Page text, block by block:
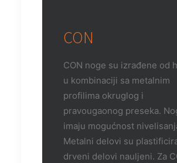
CON
CON noge su izrađene od
u kombinaciji sa metalnim
profilima okruglog i
pravougaonog preseka.
imaju mogućnost
Metalni delovi su
drveni delovi nauljeni. Za